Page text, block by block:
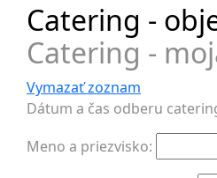
Catering -
Catering -
Vymazať zoznam
Dátum a čas odberu
Meno a priezvisko: